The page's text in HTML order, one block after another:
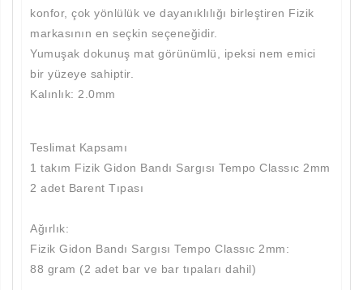
konfor, çok yönlülük ve dayanıklılığı birleştiren Fizik
markasının en seçkin seçeneğidir.
Yumuşak dokunuş mat görünümlü, ipeksi nem emici
bir yüzeye sahiptir.
Kalınlık: 2.0mm
Teslimat Kapsamı
1 takım Fizik Gidon Bandı Sargısı Tempo Classıc 2mm
2 adet Barent Tıpası
Ağırlık:
Fizik Gidon Bandı Sargısı Tempo Classıc 2mm:
88 gram (2 adet bar ve bar tıpaları dahil)